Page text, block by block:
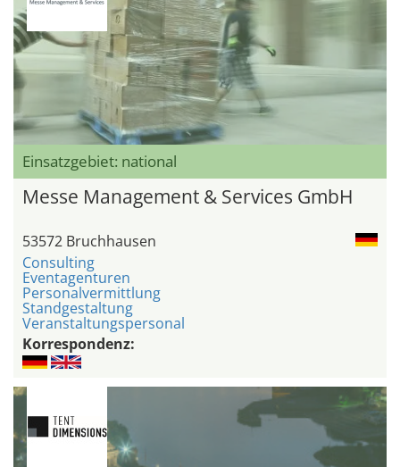
Einsatzgebiet: national
Messe Management & Services GmbH
53572 Bruchhausen
Consulting
Eventagenturen
Personalvermittlung
Standgestaltung
Veranstaltungspersonal
Korrespondenz: